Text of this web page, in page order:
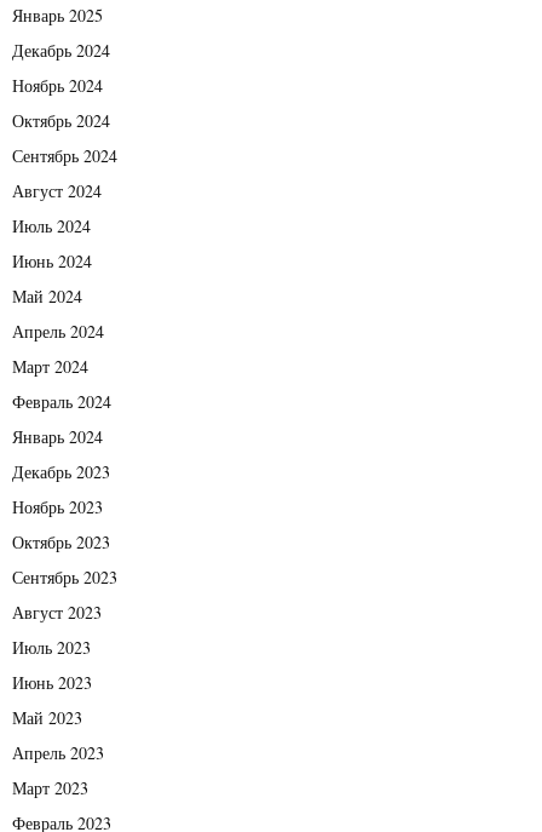
Январь 2025
Декабрь 2024
Ноябрь 2024
Октябрь 2024
Сентябрь 2024
Август 2024
Июль 2024
Июнь 2024
Май 2024
Апрель 2024
Март 2024
Февраль 2024
Январь 2024
Декабрь 2023
Ноябрь 2023
Октябрь 2023
Сентябрь 2023
Август 2023
Июль 2023
Июнь 2023
Май 2023
Апрель 2023
Март 2023
Февраль 2023